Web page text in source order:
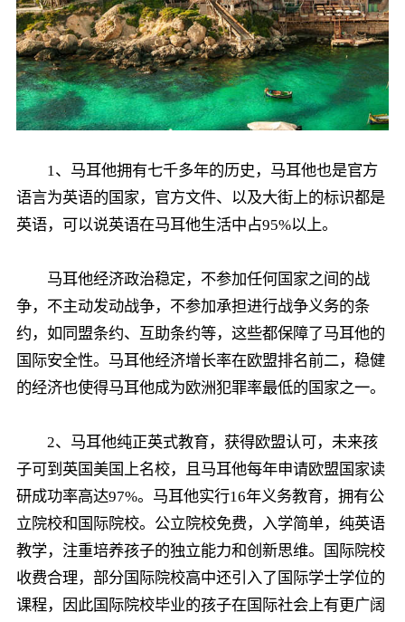
1、马耳他拥有七千多年的历史，马耳他也是官方
语言为英语的国家，官方文件、以及大街上的标识都是
英语，可以说英语在马耳他生活中占95%以上。
马耳他经济政治稳定，不参加任何国家之间的战
争，不主动发动战争，不参加承担进行战争义务的条
约，如同盟条约、互助条约等，这些都保障了马耳他的
国际安全性。马耳他经济增长率在欧盟排名前二，稳健
的经济也使得马耳他成为欧洲犯罪率最低的国家之一。
2、马耳他纯正英式教育，获得欧盟认可，未来孩
子可到英国美国上名校，且马耳他每年申请欧盟国家读
研成功率高达97%。马耳他实行16年义务教育，拥有公
立院校和国际院校。公立院校免费，入学简单，纯英语
教学，注重培养孩子的独立能力和创新思维。国际院校
收费合理，部分国际院校高中还引入了国际学士学位的
课程，因此国际院校毕业的孩子在国际社会上有更广阔